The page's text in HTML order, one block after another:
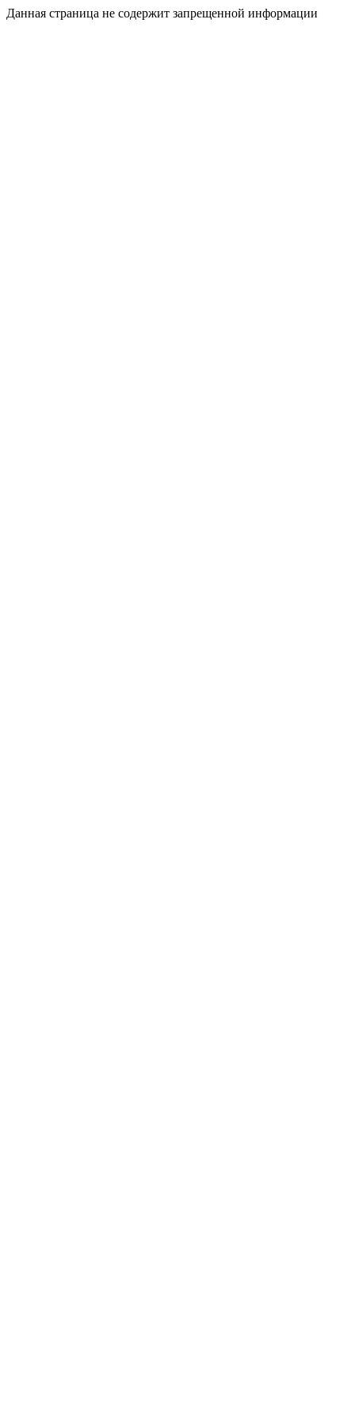
Данная страница не содержит запрещенной информации